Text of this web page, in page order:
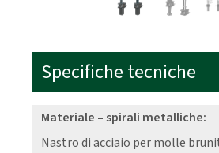
Specifiche tecniche
Materiale – spirali metalliche:
Nastro di acciaio per molle